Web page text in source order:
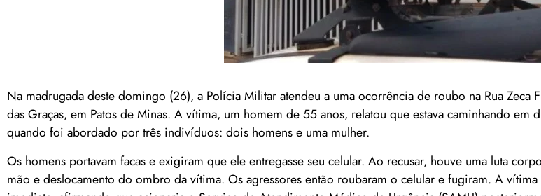
Na madrugada deste domingo (26), a Polícia Militar atendeu a uma ocorrência de roubo na Rua Zeca
das Graças, em Patos de Minas. A vítima, um homem de 55 anos, relatou que estava caminhando em
quando foi abordado por três indivíduos: dois homens e uma mulher.
Os homens portavam facas e exigiram que ele entregasse seu celular. Ao recusar, houve uma luta
mão e deslocamento do ombro da vítima. Os agressores então roubaram o celular e fugiram. A